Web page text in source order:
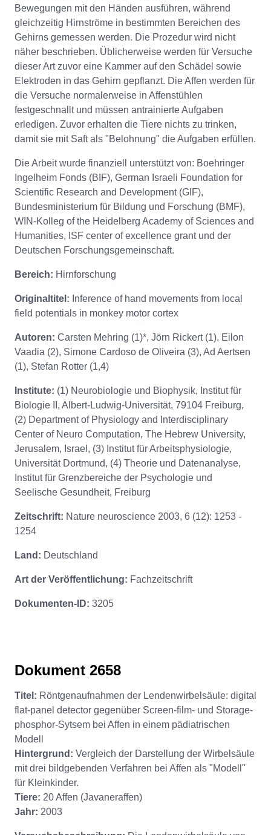
Bewegungen mit den Händen ausführen, während
gleichzeitig Hirnströme in bestimmten Bereichen des
Gehirns gemessen werden. Die Prozedur wird nicht
näher beschrieben. Üblicherweise werden für Versuche
dieser Art zuvor eine Kammer auf den Schädel sowie
Elektroden in das Gehirn gepflanzt. Die Affen werden für
die Versuche normalerweise in Affenstühlen
festgeschnallt und müssen antrainierte Aufgaben
erledigen. Zuvor erhalten die Tiere nichts zu trinken,
damit sie mit Saft als "Belohnung" die Aufgaben erfüllen.
Die Arbeit wurde finanziell unterstützt von: Boehringer
Ingelheim Fonds (BIF), German Israeli Foundation for
Scientific Research and Development (GIF),
Bundesministerium für Bildung und Forschung (BMF),
WIN-Kolleg of the Heidelberg Academy of Sciences and
Humanities, ISF center of excellence grant und der
Deutschen Forschungsgemeinschaft.
Bereich: Hirnforschung
Originaltitel: Inference of hand movements from local
field potentials in monkey motor cortex
Autoren: Carsten Mehring (1)*, Jörn Rickert (1), Eilon
Vaadia (2), Simone Cardoso de Oliveira (3), Ad Aertsen
(1), Stefan Rotter (1,4)
Institute: (1) Neurobiologie und Biophysik, Institut für
Biologie II, Albert-Ludwig-Universität, 79104 Freiburg,
(2) Department of Physiology and Interdisciplinary
Center of Neuro Computation, The Hebrew University,
Jerusalem, Israel, (3) Institut für Arbeitsphysiologie,
Universität Dortmund, (4) Theorie und Datenanalyse,
Institut für Grenzbereiche der Psychologie und
Seelische Gesundheit, Freiburg
Zeitschrift: Nature neuroscience 2003, 6 (12): 1253 -
1254
Land: Deutschland
Art der Veröffentlichung: Fachzeitschrift
Dokumenten-ID: 3205
Dokument 2658
Titel: Röntgenaufnahmen der Lendenwirbelsäule: digital
flat-panel detector gegenüber Screen-film- und Storage-
phosphor-Sytsem bei Affen in einem pädiatrischen
Modell
Hintergrund: Vergleich der Darstellung der Wirbelsäule
mit drei bildgebenden Verfahren bei Affen als "Modell"
für Kleinkinder.
Tiere: 20 Affen (Javaneraffen)
Jahr: 2003